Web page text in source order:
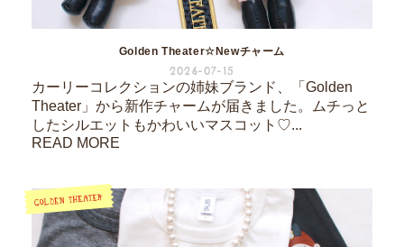
Golden Theater☆Newチャーム
2026-07-15
カーリーコレクションの姉妹ブランド、「Golden
Theater」から新作チャームが届きました。ムチっと
したシルエットもかわいいマスコット♡...
READ MORE